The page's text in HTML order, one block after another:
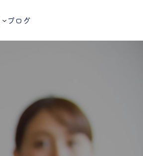
ブログ